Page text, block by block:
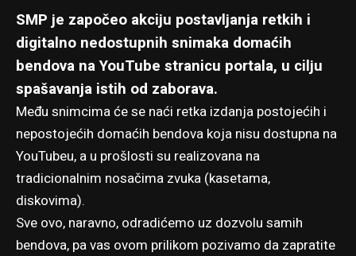
SMP je započeo akciju postavljanja retkih i
digitalno nedostupnih snimaka domaćih
bendova na YouTube stranicu portala, u cilju
spašavanja istih od zaborava.
Među snimcima će se naći retka izdanja postojećih i
nepostojećih domaćih bendova koja nisu dostupna na
YouTubeu, a u prošlosti su realizovana na
tradicionalnim nosačima zvuka (kasetama,
diskovima).
Sve ovo, naravno, odradićemo uz dozvolu samih
bendova, pa vas ovom prilikom pozivamo da zapratite